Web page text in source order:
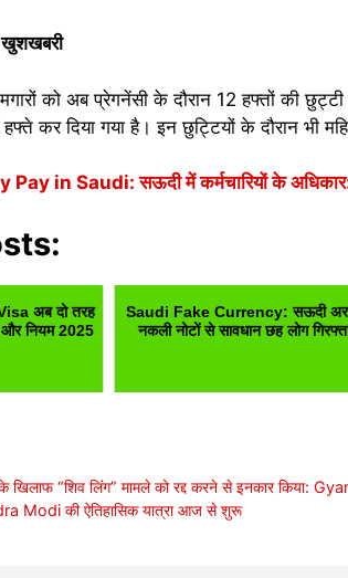
खुशखबरी
को अब प्रेगनेंसी के दौरान 12 हफ्तों की
कर दिया गया है। इन छुट्टियों के दौरान भी
in Saudi: सऊदी में कर्मचारियों के
अब दो तरह
नियम 2025
Saudi Fake Currency: सऊदी
नकली नोटों से सावधान छह लोग
खिलाफ “शिव लिंग” मामले को रद्द करने से इनकार किया:
Modi की ऐतिहासिक यात्रा आज से शुरू